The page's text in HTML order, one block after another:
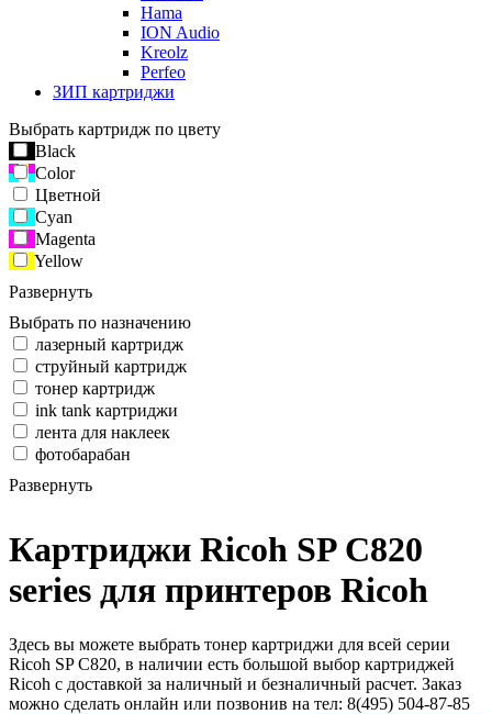
Hama
ION Audio
Kreolz
Perfeo
ЗИП картриджи
Выбрать картридж по цвету
Black
Color
Цветной
Cyan
Magenta
Yellow
Развернуть
Выбрать по назначению
лазерный картридж
струйный картридж
тонер картридж
ink tank картриджи
лента для наклеек
фотобарабан
Развернуть
Картриджи Ricoh SP C820
series для принтеров Ricoh
Здесь вы можете выбрать тонер картриджи для всей серии
Ricoh SP C820, в наличии есть большой выбор картриджей
Ricoh с доставкой за наличный и безналичный расчет. Заказ
можно сделать онлайн или позвонив на тел: 8(495) 504-87-85